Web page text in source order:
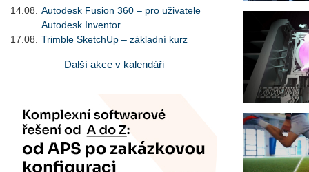
14.08.
Autodesk Fusion 360 – pro uživatele
Autodesk Inventor
17.08.
Trimble SketchUp – základní kurz
Další akce v kalendáři